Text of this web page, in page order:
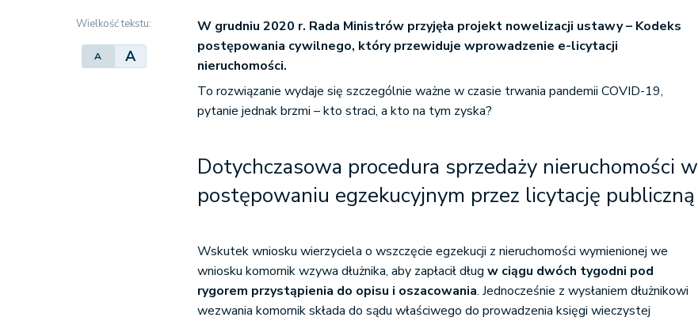
Wielkość tekstu:
A A
W grudniu 2020 r. Rada Ministrów przyjęła projekt nowelizacji ustawy – Kodeks
postępowania cywilnego, który przewiduje wprowadzenie e-licytacji
nieruchomości.
To rozwiązanie wydaje się szczególnie ważne w czasie trwania pandemii COVID-19,
pytanie jednak brzmi – kto straci, a kto na tym zyska?
Dotychczasowa procedura sprzedaży nieruchomości w
postępowaniu egzekucyjnym przez licytację publiczną
Wskutek wniosku wierzyciela o wszczęcie egzekucji z nieruchomości wymienionej we
wniosku komornik wzywa dłużnika, aby zapłacił długw ciągu dwóch tygodni pod
rygorem przystąpienia do opisu i oszacowania. Jednocześnie z wysłaniem dłużnikowi
wezwania komornik składa do sądu właściwego do prowadzenia księgi wieczystej